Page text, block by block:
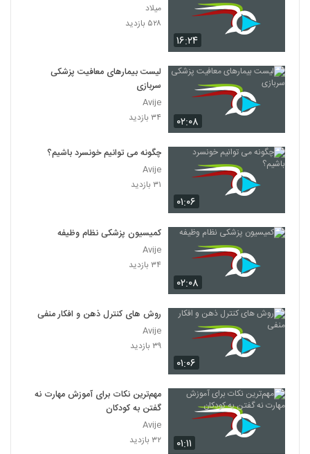
۱۶:۲۴
میلاد
۵۲۸ بازدید
۰۲:۰۸
لیست بیمارهای معافیت پزشکی
سربازی
Avije
۳۴ بازدید
۰۱:۰۶
چگونه می توانیم خونسرد باشیم؟
Avije
۳۱ بازدید
۰۲:۰۸
کمیسیون پزشکی نظام وظیفه
Avije
۳۴ بازدید
۰۱:۰۶
روش های کنترل ذهن و افکار منفی
Avije
۳۹ بازدید
۰۱:۱۱
مهم‌ترین نکات برای آموزش مهارت نه
گفتن به کودکان
Avije
۳۲ بازدید